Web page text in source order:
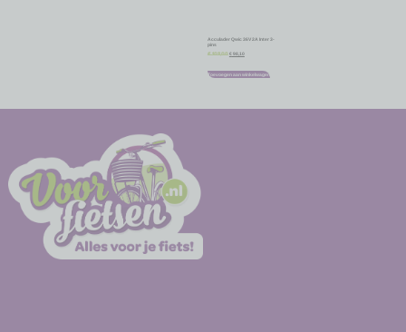
Acculader Qwic 36V 2A Inter 3-
pins
€ 109,00 € 98,10
Toevoegen aan winkelwagen